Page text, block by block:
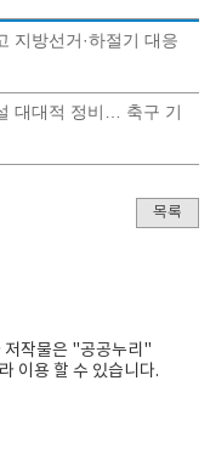
지방선거·하절기 대응
대대적 정비… 축구 기
목록
저작물은 "공공누리"
이용 할 수 있습니다.